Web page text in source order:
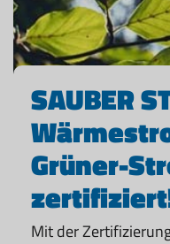
SAUBER
Grüner-
Mit der